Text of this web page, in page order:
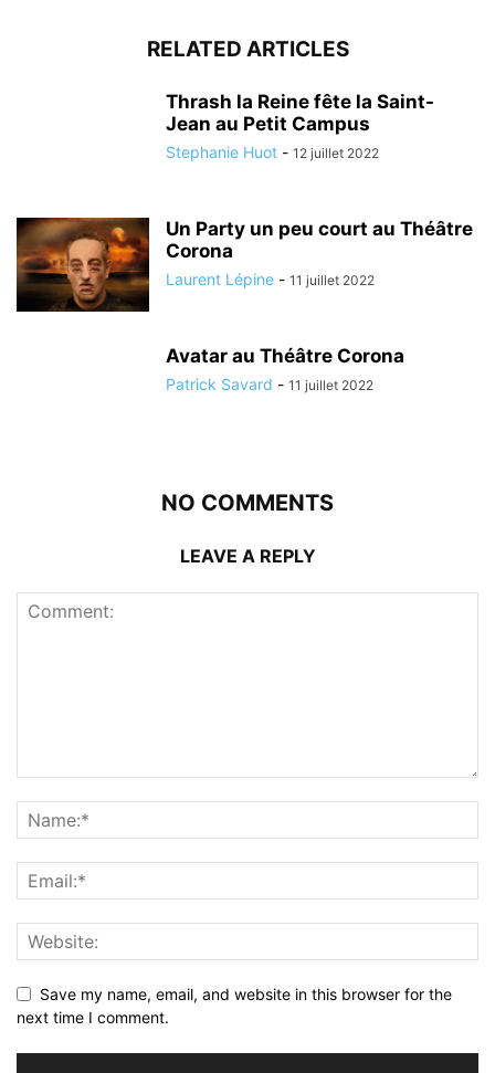
RELATED ARTICLES
Thrash la Reine fête la Saint-
Jean au Petit Campus
Stephanie Huot - 12 juillet 2022
Un Party un peu court au Théâtre
Corona
Laurent Lépine - 11 juillet 2022
Avatar au Théâtre Corona
Patrick Savard - 11 juillet 2022
NO COMMENTS
LEAVE A REPLY
Save my name, email, and website in this browser for the
next time I comment.